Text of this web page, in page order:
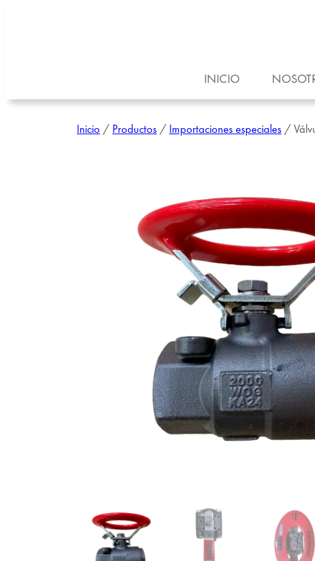
INICIO
Inicio / Productos / Importaciones especiales /